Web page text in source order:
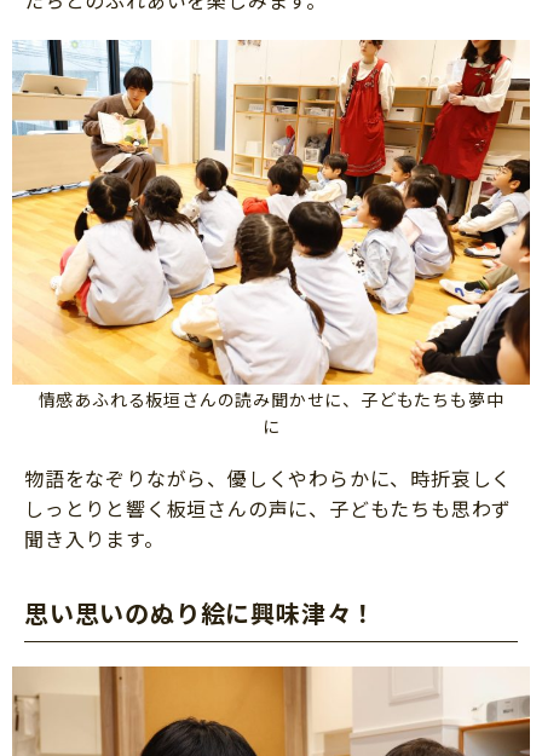
情感あふれる板垣さんの読み聞かせに、子どもたちも夢中
に
物語をなぞりながら、優しくやわらかに、時折哀しく
しっとりと響く板垣さんの声に、子どもたちも思わず
聞き入ります。
思い思いのぬり絵に興味津々！